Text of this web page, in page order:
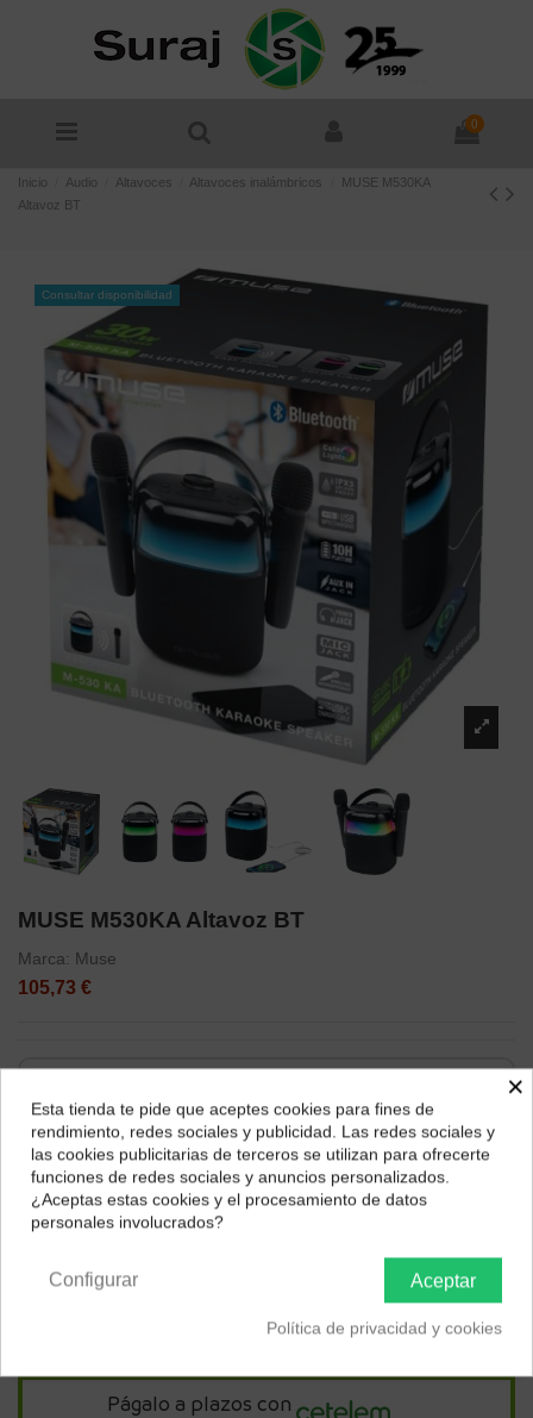
0
Inicio Audio Altavoces Altavoces inalámbricos
MUSE M530KA
Altavoz BT
Consultar disponibilidad
MUSE M530KA Altavoz BT
Marca: Muse
105,73 €
Págalo a plazos con
¿Dónde deseas recibir tu pedido?
Selecciona tu ubicación para mostrarte los precios e
impuestos correctos para tu región.
×
Esta tienda te pide que aceptes cookies para fines de
rendimiento, redes sociales y publicidad. Las redes sociales y
las cookies publicitarias de terceros se utilizan para ofrecerte
funciones de redes sociales y anuncios personalizados.
¿Aceptas estas cookies y el procesamiento de datos
personales involucrados?
Aceptar
Configurar
Política de privacidad y cookies